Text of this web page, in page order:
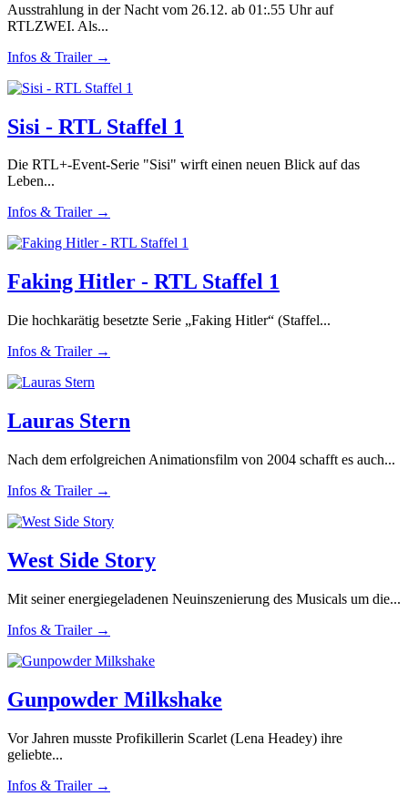
Ausstrahlung in der Nacht vom 26.12. ab 01:.55 Uhr auf
RTLZWEI. Als...
Infos & Trailer →
Sisi - RTL Staffel 1
Die RTL+-Event-Serie "Sisi" wirft einen neuen Blick auf das
Leben...
Infos & Trailer →
Faking Hitler - RTL Staffel 1
Die hochkarätig besetzte Serie „Faking Hitler“ (Staffel...
Infos & Trailer →
Lauras Stern
Nach dem erfolgreichen Animationsfilm von 2004 schafft es auch...
Infos & Trailer →
West Side Story
Mit seiner energiegeladenen Neuinszenierung des Musicals um die...
Infos & Trailer →
Gunpowder Milkshake
Vor Jahren musste Profikillerin Scarlet (Lena Headey) ihre
geliebte...
Infos & Trailer →